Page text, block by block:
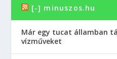
[-] minuszos.hu
Már egy tucat államban
vízműveket